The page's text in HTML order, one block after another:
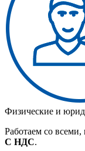
Физические и
Работаем со
С НДС.